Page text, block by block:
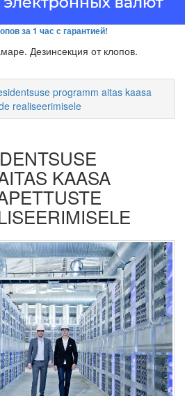
за 1 час с гарантией!
Дезинсекция от клопов.
programm aitas kaasa
realiseerimisele
KAASA